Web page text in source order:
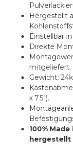
Hergestellt
Einstellbar
Direkte
mitgeliefert.
Gewicht:
x 7.5").
100%
hergestellt